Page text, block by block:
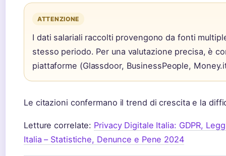
ATTENZIONE
I dati salariali raccolti provengono da fonti
stesso periodo. Per una valutazione precisa, è
piattaforme (Glassdoor, BusinessPeople,
Le citazioni confermano il trend di crescita e la
Letture correlate: Privacy Digitale Italia: GDPR,
Italia – Statistiche, Denunce e Pene 2024